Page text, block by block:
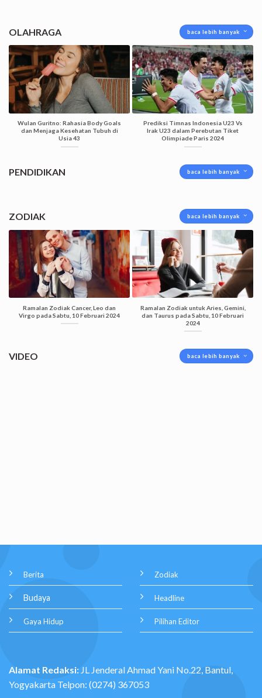
OLAHRAGA baca lebih banyak
Wulan Guritno: Rahasia Body Goals
dan Menjaga Kesehatan Tubuh di
Usia 43
Prediksi Timnas Indonesia U23 Vs
Irak U23 dalam Perebutan Tiket
Olimpiade Paris 2024
PENDIDIKAN baca lebih banyak
ZODIAK baca lebih banyak
Ramalan Zodiak Cancer, Leo dan
Virgo pada Sabtu, 10 Februari 2024
Ramalan Zodiak untuk Aries, Gemini,
dan Taurus pada Sabtu, 10 Februari
2024
VIDEO baca lebih banyak
Berita
Budaya
Gaya Hidup
Zodiak
Headline
Pilihan Editor
Alamat Redaksi: JL Jenderal Ahmad Yani No.22, Bantul,
Yogyakarta Telpon: (0274) 367053